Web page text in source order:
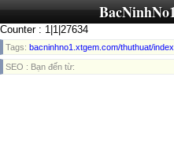
Counter : 1|1|27634
Tags: bacninhno1.xtgem.com/thuthuat/index
SEO : Bạn đến từ: